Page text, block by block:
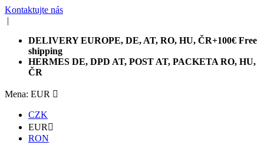
Kontaktujte nás
|
DELIVERY EUROPE, DE, AT, RO, HU, ČR+100€ Free
shipping
HERMES DE, DPD AT, POST AT, PACKETA RO, HU,
ČR
Mena: EUR 
CZK
EUR 
RON